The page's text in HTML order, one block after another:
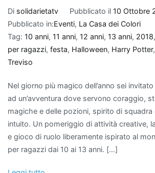
Di solidarietatv Pubblicato il 10 Ottobre
Pubblicato in:Eventi, La Casa dei Colori
Tag: 10 anni, 11 anni, 12 anni, 13 anni, 2018,
per ragazzi, festa, Halloween, Harry Potter,
Treviso
Nel giorno più magico dell’anno sei
ad un’avventura dove servono coraggio,
magiche e delle pozioni, spirito di squadra
intuito. Un pomeriggio di attività creative,
e gioco di ruolo liberamente ispirato al
per ragazzi dai 10 ai 13 anni. […]